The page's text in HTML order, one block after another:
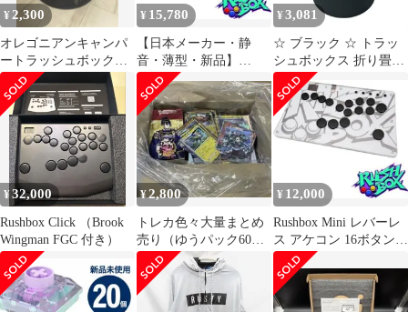
¥ 2,300
オレゴニアンキャンパ
ートラッシュボックス
19L ブラックカモ
¥ 15,780
【日本メーカー・静
音・薄型・新品】
Rushbox Mini レバーレ
ス アケコン
¥ 3,081
☆ ブラック ☆ トラッ
シュボックス 折り畳み
大容量 折りたたみ ゴミ
箱 アウトドア ポップア
ップトラッシュボック
ス トラッシュボックス
ごみ箱 ダストボックス
ごみばこ 折り畳み式 屋
外 キャンプ 折り畳み
ゴミ ランドリーバッグ
ランドリーバスケット
¥32,000
Rushbox Click （Brook
Wingman FGC 付き）
¥2,800
トレカ色々大量まとめ
売り（ゆうパック60サ
イズ）
¥ 12,000
Rushbox Mini レバーレ
ス アケコン 16ボタン
Switch2 PC